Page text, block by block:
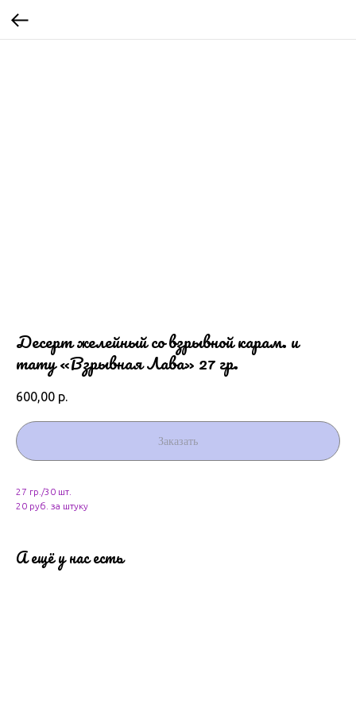
Десерт желейный со взрывной карам. и
тату «Взрывная Лава» 27 гр.
600,00 р.
Заказать
27 гр./30 шт.
20 руб. за штуку
А ещё у нас есть